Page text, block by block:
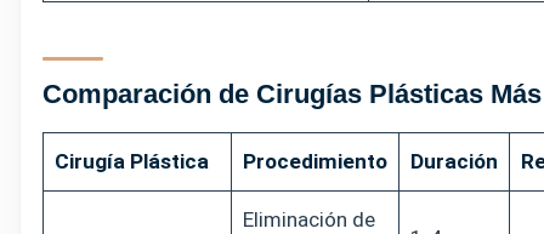
Comparación de Cirugías Plásticas
Cirugía Plástica Procedimiento Duración
Eliminación de